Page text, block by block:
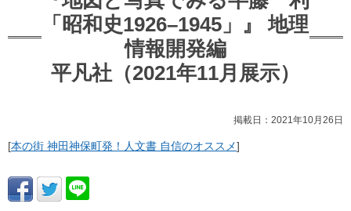
「昭和史1926–1945」』 地理
情報開発編
平凡社（2021年11月展示）
掲載日：2021年10月26日
[本の街 神田神保町発！人文書 自信のオススメ]